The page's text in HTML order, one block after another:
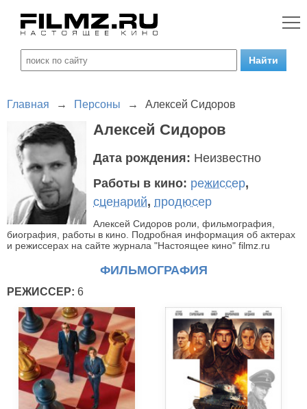
Главная → Персоны → Алексей Сидоров
Алексей Сидоров
Дата рождения: Неизвестно
Работы в кино: режиссер,
сценарий, продюсер
Алексей Сидоров роли, фильмография,
биография, работы в кино. Подробная информация об актерах
и режиссерах на сайте журнала "Настоящее кино" filmz.ru
ФИЛЬМОГРАФИЯ
РЕЖИССЕР: 6